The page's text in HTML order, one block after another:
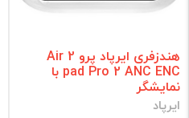
هندزفری ایرپاد پرو 2 Air
pad Pro 2 ANC ENC با
نمایشگر
ایرپاد